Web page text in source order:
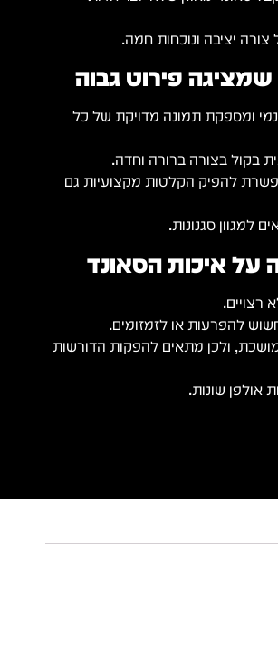
יציבה ונוכחות חמה.
ומספקת תמונה מדויקת של כל
בקול בצורה ברורה וחדה.
להפיק הקלטות מקצועיות גם
למגוון סגנונות.
איכות הסאונד
להפרעות או לזמזומים.
ולכן מתאים להפקות הדורשות
אולפן שונות.